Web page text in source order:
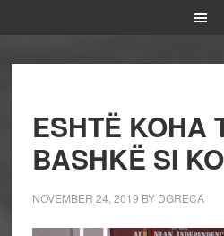
ESHTË KOHA
BASHKË SI
NOVEMBER 24, 2019 BY DGRECA